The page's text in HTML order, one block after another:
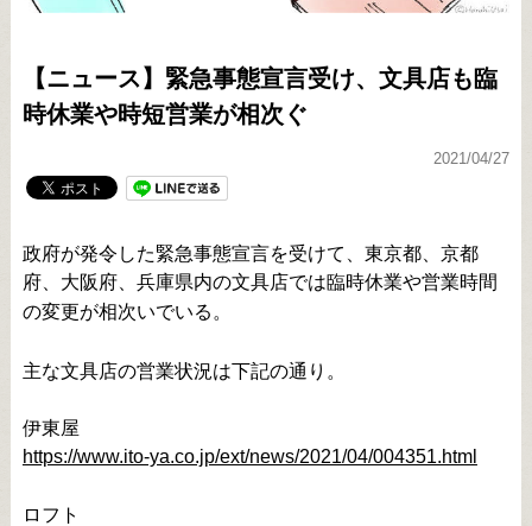
【ニュース】緊急事態宣言受け、文具店も臨
時休業や時短営業が相次ぐ
2021/04/27
政府が発令した緊急事態宣言を受けて、東京都、京都
府、大阪府、兵庫県内の文具店では臨時休業や営業時間
の変更が相次いでいる。
主な文具店の営業状況は下記の通り。
伊東屋
https://www.ito-ya.co.jp/ext/news/2021/04/004351.html
ロフト